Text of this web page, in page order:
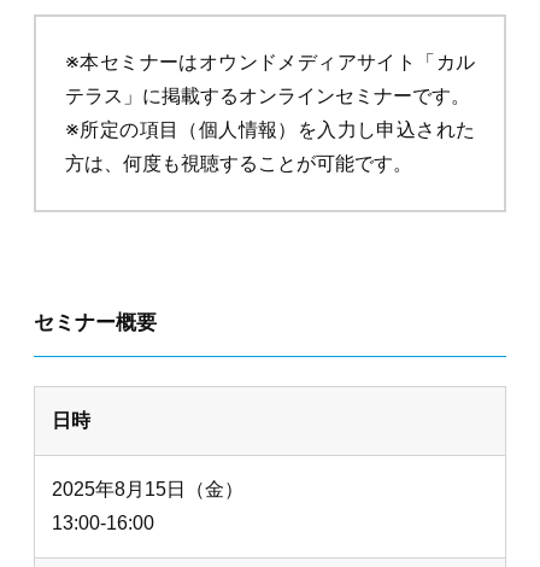
※本セミナーはオウンドメディアサイト「カル
テラス」に掲載するオンラインセミナーです。
※所定の項目（個人情報）を入力し申込された
方は、何度も視聴することが可能です。
セミナー概要
日時
2025年8月15日（金）
13:00-16:00